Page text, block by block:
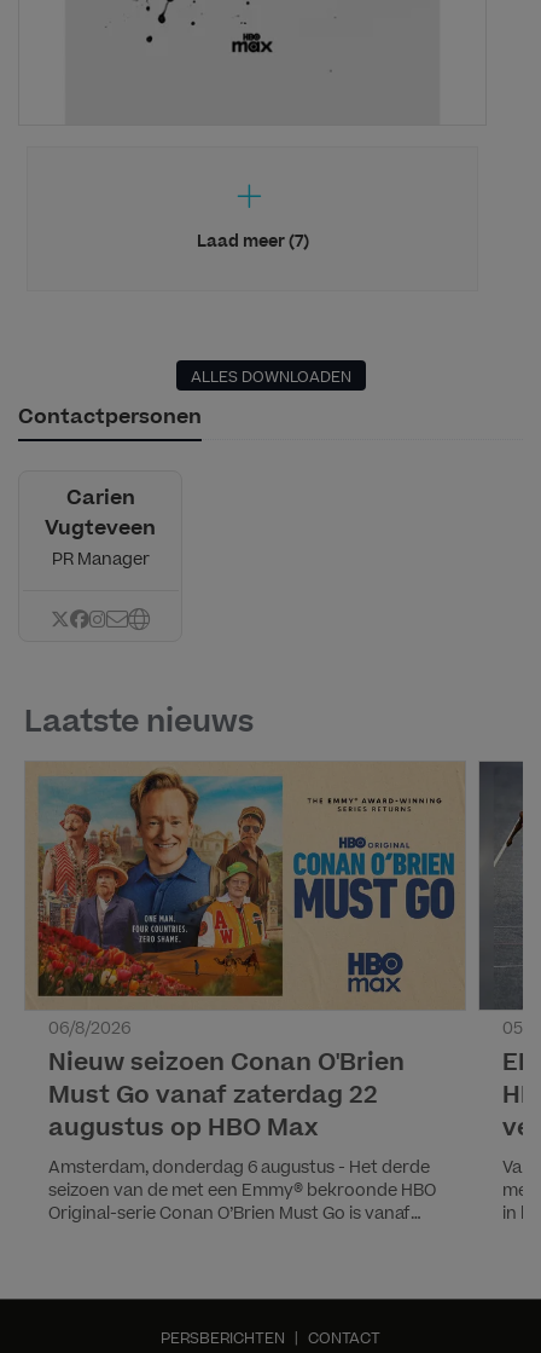
Laad meer (7)
ALLES DOWNLOADEN
Contactpersonen
Carien
Vugteveen
PR Manager
Laatste nieuws
06/8/2026
Nieuw seizoen Conan O'Brien
Must Go vanaf zaterdag 22
augustus op HBO Max
Amsterdam, donderdag 6 augustus - Het derde
seizoen van de met een Emmy® bekroonde HBO
Original-serie Conan O’Brien Must Go is vanaf
naast India, Marokko en de Filipijnen. In deze
komische 4-delige reisserie dompelt hij zich
05/
Van
met
in
en
PERSBERICHTEN | CONTACT